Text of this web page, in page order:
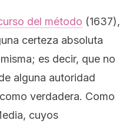
del método (1637),
certeza absoluta
es decir, que no
alguna autoridad
verdadera. Como
cuyos